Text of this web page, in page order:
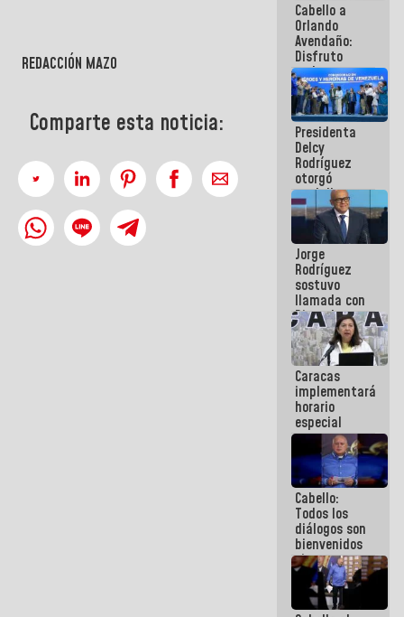
REDACCIÓN MAZO
Comparte esta noticia:
Cabello a
Orlando
Avendaño:
Disfruto
cada vez
que escribes
porque lo
que haces
es
embarrarla
Presidenta
Delcy
Rodríguez
otorgó
medalla
"Héroe de
Venezuela"
a servidores
públicos
Jorge
Rodríguez
sostuvo
llamada con
Dinorah
Figuera y
acuerdan
primer
encuentro
presencial
para el
diálogo
Caracas
implementará
horario
especial
para
adaptarse
al plan de
ahorro
energético
Cabello:
Todos los
diálogos son
bienvenidos
siempre que
estén en el
marco de la
Constitución